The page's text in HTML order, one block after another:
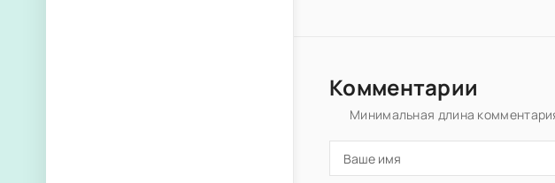
Комментарии
Минимальная длина